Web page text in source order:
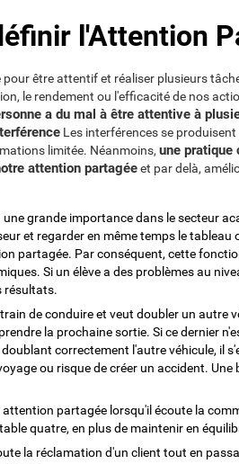
l'Attention
être attentif et réaliser plusieurs
le rendement ou l'efficacité de nos
a du mal à être attentive à
Les interférences se
limitée. Néanmoins, une pratique
attention partagéeet par delà,
grande importance dans le secteur
et regarder en même temps le tableau
partagée. Par conséquent, cette
Si un élève a des problèmes au
résultats.
de conduire et veut doubler un autre
la prochaine sortie. Si ce dernier
correctement l'autre véhicule, il
ou risque de créer un accident.
partagée lorsqu'il écoute la
quatre, en plus de maintenir en
la réclamation d'un client tout en